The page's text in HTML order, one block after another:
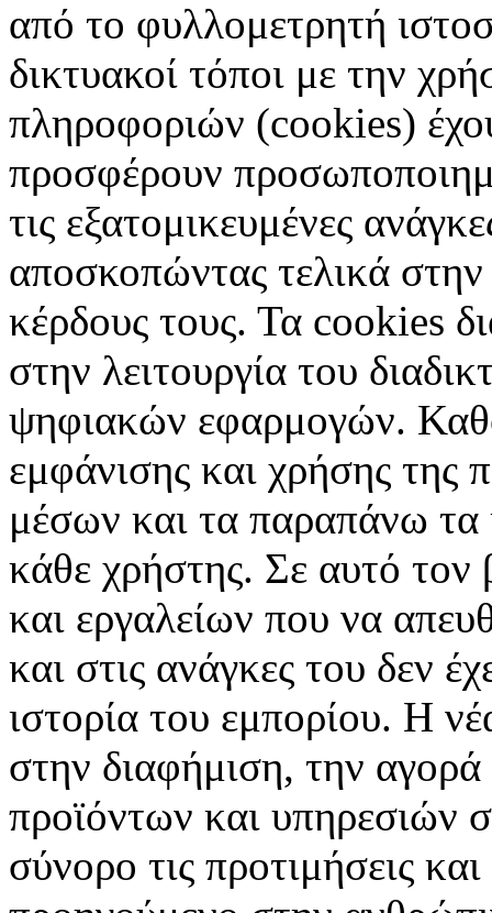
από το φυλλομετρητή
δικτυακοί τόποι με την
πληροφοριών (cookies)
προσφέρουν
τις εξατομικευμένες
αποσκοπώντας τελικά
κέρδους τους. Τα cookies
στην λειτουργία του
ψηφιακών εφαρμογών.
εμφάνισης και χρήσης της
μέσων και τα παραπάνω τα
κάθε χρήστης. Σε αυτό
και εργαλείων που να
και στις ανάγκες του δεν
ιστορία του εμπορίου. Η
στην διαφήμιση, την
προϊόντων και υπηρεσιών
σύνορο τις προτιμήσεις